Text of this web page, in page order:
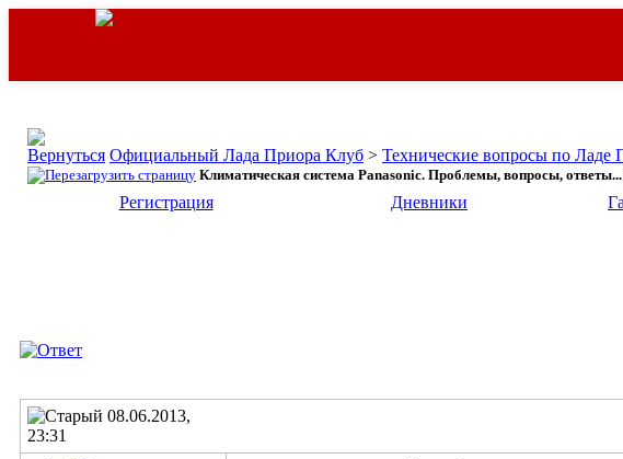
Официальный Лада Приора Клуб > Технические вопросы по Ладе
Климатическая система Panasonic. Проблемы, вопросы, ответы...
Регистрация
Дневники
08.06.2013,
23:31